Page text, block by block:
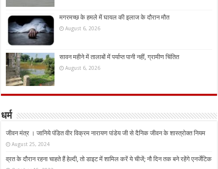
मगरमच्छ के हमले में घायल की इलाज के दौरान मौत
August 6, 2026
सावन महीने में तालाबों में पर्याप्त पानी नहीं, ग्रामीण चिंतित
August 6, 2026
धर्म
जीवन मंत्र । जानिये पंडित वीर विक्रम नारायण पांडेय जी से दैनिक जीवन के शास्त्रोक्त नियम
August 25, 2024
व्रत के दौरान रहना चाहते हैं हेल्दी, तो डाइट में शामिल करें ये चीजें; नौ दिन तक बने रहेंगे एनर्जेटिक